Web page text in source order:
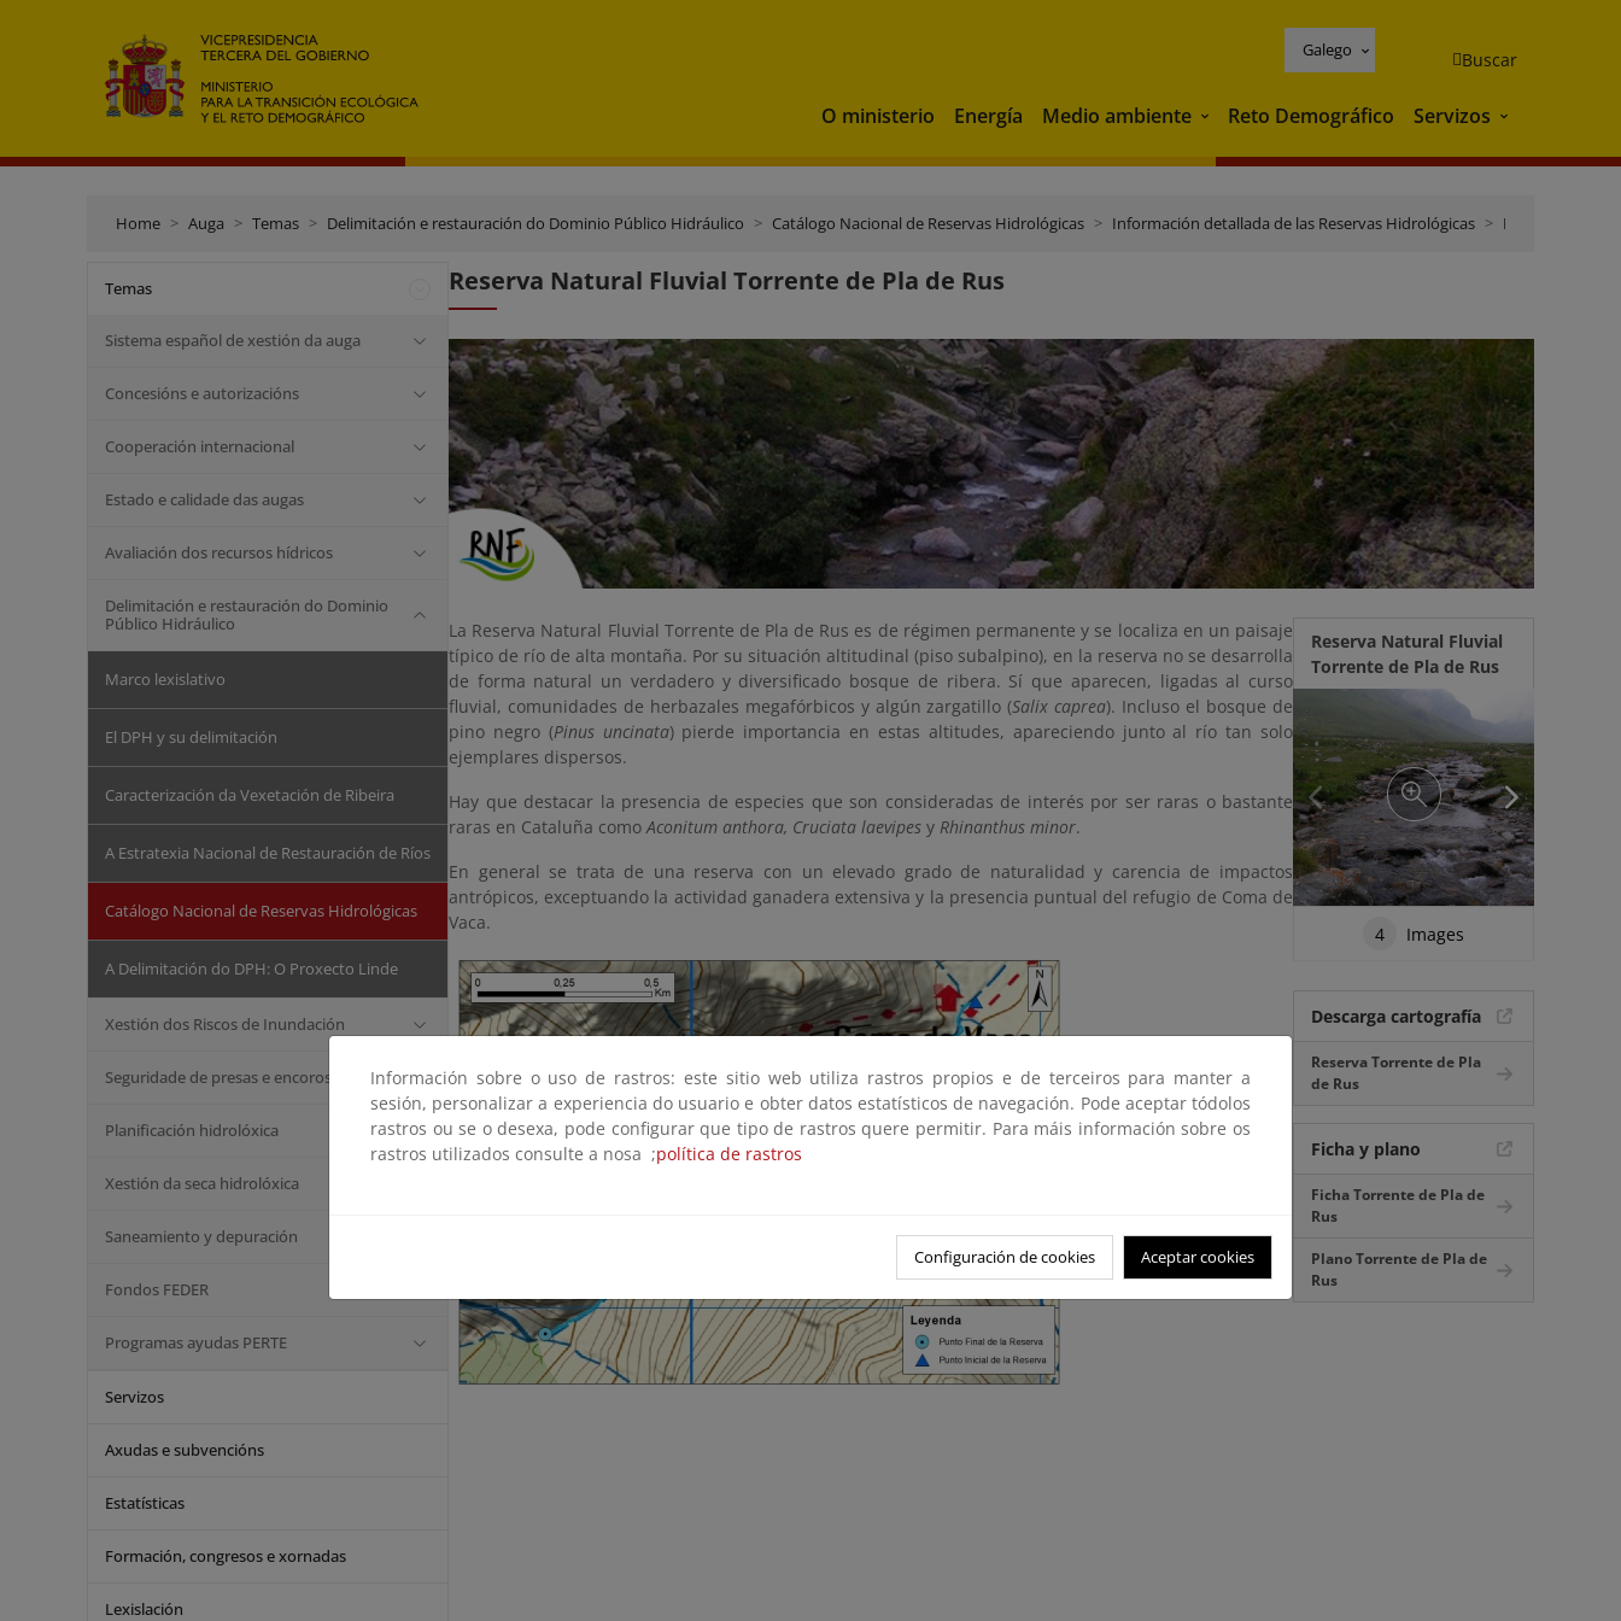
Galego Buscar
O ministerio Energía Medio ambiente Medio ambiente
Reto Demográfico Servizos Servizos
Home Auga Temas Delimitación e restauración do Dominio Público Hidráulico Catálogo Nacional de Reservas Hidrológicas Información detallada de las Reservas Hidrológicas Distrito de Cuenca Fluvial de Cataluña
Temas
Sistema español de xestión da auga
Concesións e autorizacións
Cooperación internacional
Estado e calidade das augas
Avaliación dos recursos hídricos
Delimitación e restauración do Dominio
Público Hidráulico
Marco lexislativo
El DPH y su delimitación
Caracterización da Vexetación de Ribeira
A Estratexia Nacional de Restauración de Ríos
Catálogo Nacional de Reservas Hidrológicas
A Delimitación do DPH: O Proxecto Linde
Xestión dos Riscos de Inundación
Seguridade de presas e encoros
Planificación hidrolóxica
Xestión da seca hidrolóxica
Saneamiento y depuración
Fondos FEDER
Programas ayudas PERTE
Servizos
Axudas e subvencións
Estatísticas
Formación, congresos e xornadas
Lexislación
Reserva Natural Fluvial Torrente de Pla de Rus
La Reserva Natural Fluvial Torrente de Pla de Rus es de régimen permanente y se localiza en un paisaje
típico de río de alta montaña. Por su situación altitudinal (piso subalpino), en la reserva no se desarrolla
de forma natural un verdadero y diversificado bosque de ribera. Sí que aparecen, ligadas al curso
fluvial, comunidades de herbazales megafórbicos y algún zargatillo (Salix caprea). Incluso el bosque de
pino negro (Pinus uncinata) pierde importancia en estas altitudes, apareciendo junto al río tan solo
ejemplares dispersos.
Hay que destacar la presencia de especies que son consideradas de interés por ser raras o bastante
raras en Cataluña comoAconitum anthora, Cruciata laevipes y Rhinanthus minor.
En general se trata de una reserva con un elevado grado de naturalidad y carencia de impactos
antrópicos, exceptuando la actividad ganadera extensiva y la presencia puntual del refugio de Coma de
Vaca.
Reserva Natural Fluvial
Torrente de Pla de Rus
4 Images
Descarga cartografía
Reserva Torrente de Pla
de Rus
Ficha y plano
Ficha Torrente de Pla de
Rus
Plano Torrente de Pla de
Rus
Información sobre o uso de rastros: este sitio web utiliza rastros propios e de terceiros para manter a
sesión, personalizar a experiencia do usuario e obter datos estatísticos de navegación. Pode aceptar tódolos
rastros ou se o desexa, pode configurar que tipo de rastros quere permitir. Para máis información sobre os
rastros utilizados consulte a nosa ;política de rastros
Configuración de cookies Aceptar cookies